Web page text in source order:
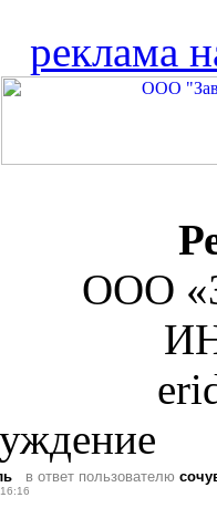
реклама
ООО
в ответ пользователю